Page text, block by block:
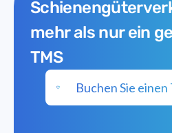
mehr als nur ein
TMS
Buchen Sie